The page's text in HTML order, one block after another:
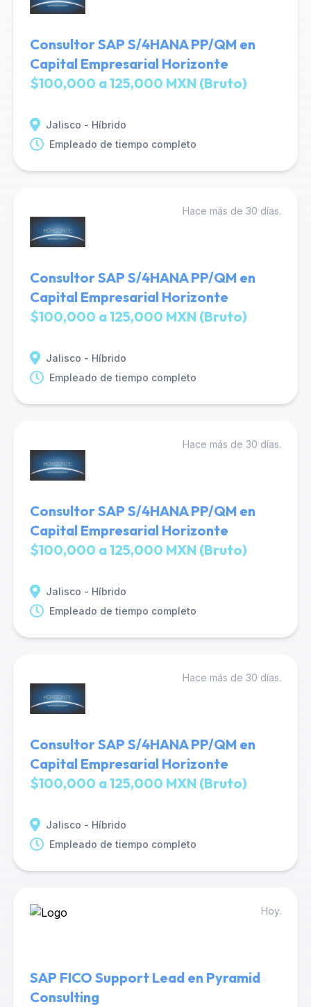
Consultor SAP S/4HANA PP/QM en
Capital Empresarial Horizonte
$100,000 a 125,000 MXN (Bruto)
Jalisco - Híbrido
Empleado de tiempo completo
Hace más de 30 días.
Consultor SAP S/4HANA PP/QM en
Capital Empresarial Horizonte
$100,000 a 125,000 MXN (Bruto)
Jalisco - Híbrido
Empleado de tiempo completo
Hace más de 30 días.
Consultor SAP S/4HANA PP/QM en
Capital Empresarial Horizonte
$100,000 a 125,000 MXN (Bruto)
Jalisco - Híbrido
Empleado de tiempo completo
Hace más de 30 días.
Consultor SAP S/4HANA PP/QM en
Capital Empresarial Horizonte
$100,000 a 125,000 MXN (Bruto)
Jalisco - Híbrido
Empleado de tiempo completo
Hoy.
SAP FICO Support Lead en Pyramid
Consulting